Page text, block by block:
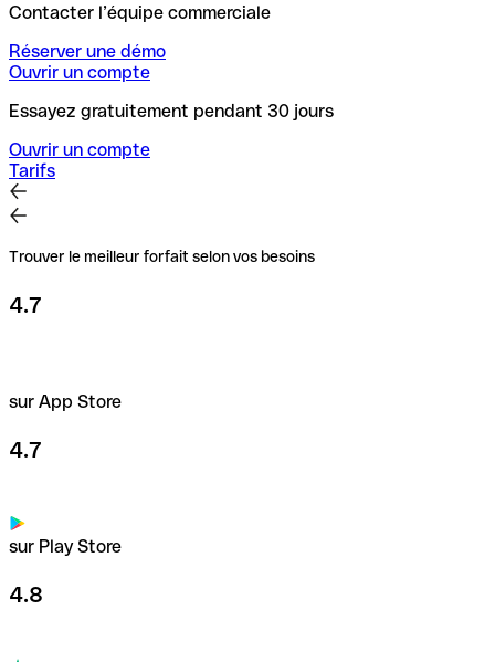
Contacter l’équipe commerciale
Réserver une démo
Ouvrir un compte
Essayez gratuitement pendant 30 jours
Ouvrir un compte
Tarifs
Trouver le meilleur forfait selon vos besoins
4.7
sur App Store
4.7
sur Play Store
4.8